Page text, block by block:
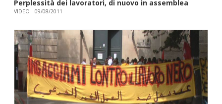
Perplessità dei lavoratori, di nuovo in assemblea
VIDEO 09/08/2011